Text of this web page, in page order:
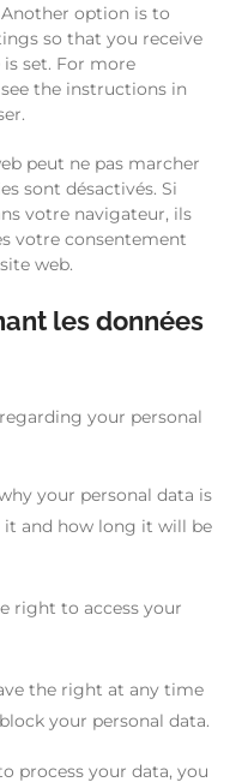
option is to
so that you receive
set. For more
the instructions in
peut ne pas marcher
sont désactivés. Si
votre navigateur, ils
votre consentement
web.
les données
your personal
your personal data is
it and how long it will be
right to access your
the right at any time
your personal data.
process your data, you